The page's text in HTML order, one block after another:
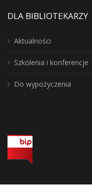
DLA BIBLIOTEKARZY
Aktualności
Szkolenia i konferencje
Do wypożyczenia